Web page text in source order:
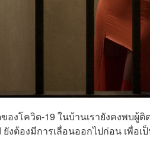
โควิด-19 ในบ้านเรายังคงพบผู้ติ
งต้องมีการเลื่อนออกไปก่อน เพื่อ